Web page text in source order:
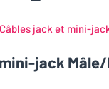
Câbles jack et mini-
jack Mâle/